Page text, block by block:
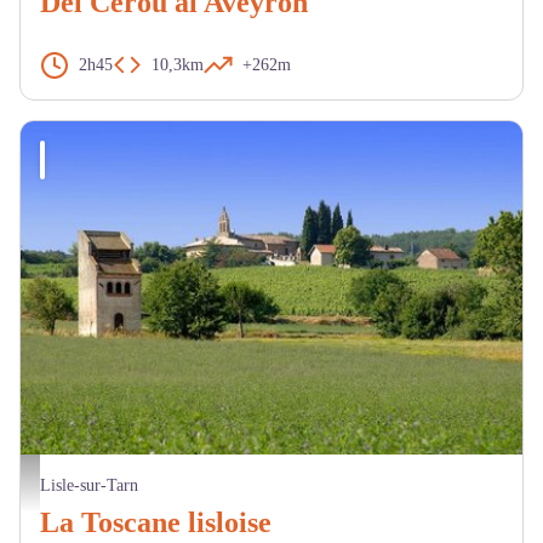
2h45 10,3km +262m
Pigeonnier. - JL. Pieux
Lisle-sur-Tarn
La Toscane lisloise